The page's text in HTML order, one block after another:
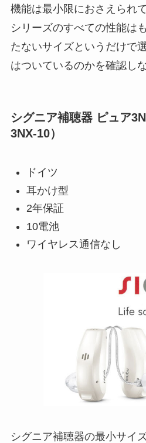
機能は最小限におさえられ
シリーズのすべての性能は
たないサイズというだけで
はついているのかを確認し
シグニア補聴器 ピュア
3NX-10）
ドイツ
耳かけ型
2年保証
10電池
ワイヤレス通信なし
シグニア補聴器の最小サイ